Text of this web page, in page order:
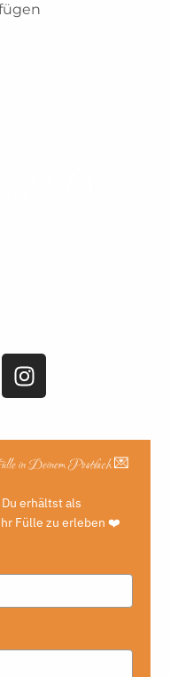
in Deinem Postfach 💌
erhältst als
Fülle zu erleben ❤️